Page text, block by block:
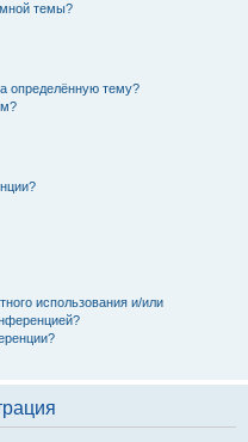
темы?
определённую тему?
использования и/или